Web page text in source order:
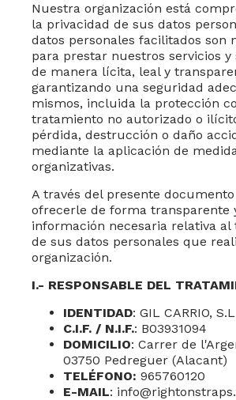
Nuestra organización está
la privacidad de sus datos
datos personales facilitados son
para prestar nuestros servicios y
de manera lícita, leal y
garantizando una seguridad
mismos, incluida la protección
tratamiento no autorizado o
pérdida, destrucción o daño
mediante la aplicación de
organizativas.
A través del presente
ofrecerle de forma transparente
información necesaria relativa
de sus datos personales que
organización.
I.- RESPONSABLE DEL
IDENTIDAD: GIL CARRIO,
C.I.F. / N.I.F.: B03931094
DOMICILIO: Carrer de
03750 Pedreguer (Alacant)
TELÉFONO: 965760120
E-MAIL: